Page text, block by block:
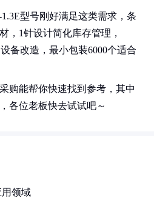
型号刚好满足这类需求，条
，1针设计简化库存管理，
备改造，最小包装6000个适合
购能帮你快速找到参考，其中
各位老板快去试试吧～
领域